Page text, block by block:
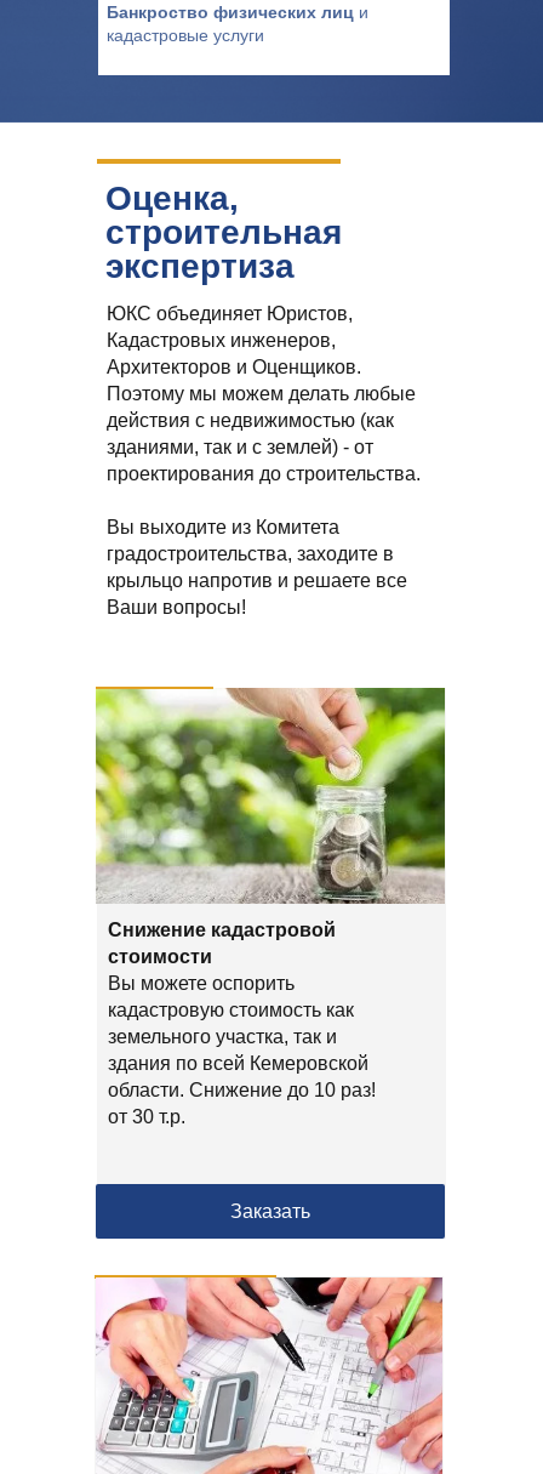
Банкроство физических лиц и
кадастровые услуги
ЮКС объединяет Юристов,
Кадастровых инженеров,
Архитекторов и Оценщиков.
Поэтому мы можем делать любые
действия с недвижимостью (как
зданиями, так и с землей) - от
проектирования до строительства.
Вы выходите из Комитета
градостроительства, заходите в
крыльцо напротив и решаете все
Ваши вопросы!
Снижение кадастровой
стоимости
Вы можете оспорить
кадастровую стоимость как
земельного участка, так и
здания по всей Кемеровской
области. Снижение до 10 раз!
от 30 т.р.
Заказать
Оценка,
строительная
экспертиза